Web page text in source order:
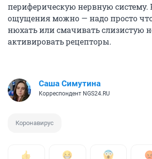
периферическую нервную систему.
ощущения можно — надо просто
нюхать или смачивать слизистую
активировать рецепторы.
Саша Симутина
Корреспондент NGS24.RU
Коронавирус